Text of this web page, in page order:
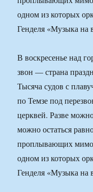
одном из которых
Генделя «Музыка на
В воскресенье над
звон — страна
Тысяча судов с
по Темзе под
церквей. Разве
можно остаться
проплывающих мимо
одном из которых
Генделя «Музыка на